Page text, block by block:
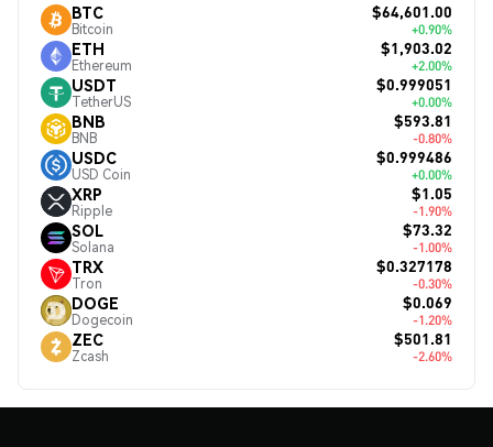
BTC
Bitcoin
$64,601.00
+0.90%
ETH
Ethereum
$1,903.02
+2.00%
USDT
TetherUS
$0.999051
+0.00%
BNB
BNB
$593.81
-0.80%
USDC
USD Coin
$0.999486
+0.00%
XRP
Ripple
$1.05
-1.90%
SOL
Solana
$73.32
-1.00%
TRX
Tron
$0.327178
-0.30%
DOGE
Dogecoin
$0.069
-1.20%
ZEC
Zcash
$501.81
-2.60%